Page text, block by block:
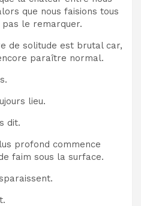
que nous faisions tous
le remarquer.
de solitude est brutal car,
paraître normal.
lieu.
dit.
profond commence
faim sous la surface.